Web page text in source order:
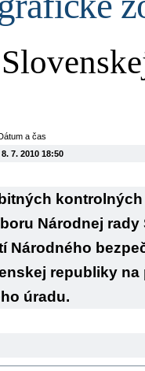
a čas
8. 7. 2010 18:50
Národnej
Národného
republiky
úradu.